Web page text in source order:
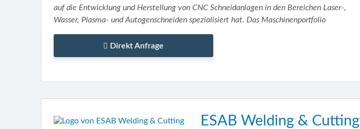
auf die Entwicklung und Herstellung von CNC Schneidanlagen in den Bereichen Laser-,
Wasser, Plasma- und Autogenschneiden spezialisiert hat. Das Maschinenportfolio
Direkt Anfrage
ESAB Welding & Cutting